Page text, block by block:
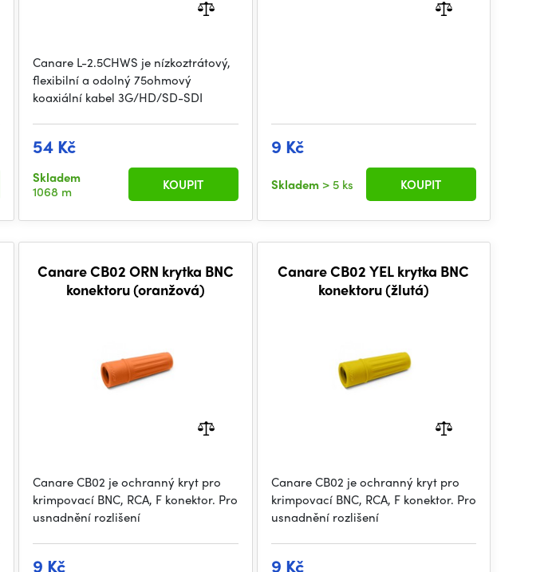
Canare L-2.5CHWS je nízkoztrátový,
flexibilní a odolný 75ohmový
koaxiální kabel 3G/HD/SD-SDI
54 Kč
Skladem
1068 m
KOUPIT
9 Kč
Skladem > 5 ks KOUPIT
Canare CB02 ORN krytka BNC
konektoru (oranžová)
Canare CB02 je ochranný kryt pro
krimpovací BNC, RCA, F konektor. Pro
usnadnění rozlišení
9 Kč
Canare CB02 YEL krytka BNC
konektoru (žlutá)
Canare CB02 je ochranný kryt pro
krimpovací BNC, RCA, F konektor. Pro
usnadnění rozlišení
9 Kč